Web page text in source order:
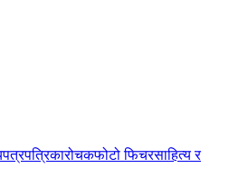
पत्रपत्रिकारोचकफोटो फिचरसाहित्य र